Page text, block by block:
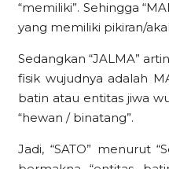
“memiliki”. Sehingga
yang memiliki pikiran/
Sedangkan “JALMA”
fisik wujudnya adalah
batin atau entitas jiwa
“hewan / binatang”.
Jadi, “SATO” menurut